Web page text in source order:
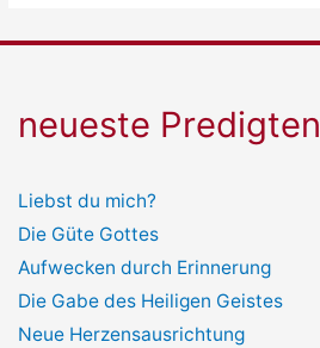
neueste Predigten
Liebst du mich?
Die Güte Gottes
Aufwecken durch Erinnerung
Die Gabe des Heiligen Geistes
Neue Herzensausrichtung